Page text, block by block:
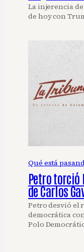
La injerencia de
de hoy con
Qué está
Petro
de Carlos
Petro desvió el
democrática
Polo